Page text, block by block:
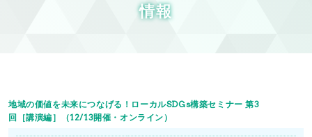
情報
地域の価値を未来につなげる！ローカルSDGs構築セミナー 第3
回［講演編］（12/13開催・オンライン）